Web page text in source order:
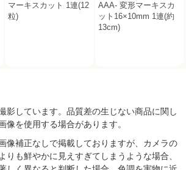
マーキスカット 1連(12
粒)
AAA- 変形マーキスカ
ット16×10mm 1連(約
13cm)
影しています。品質差の生じない商品に関し
像を使用する場合があります。
像補正なしで掲載しておりますが、カメラの
りも鮮やかに見えすぎてしまうような場合、